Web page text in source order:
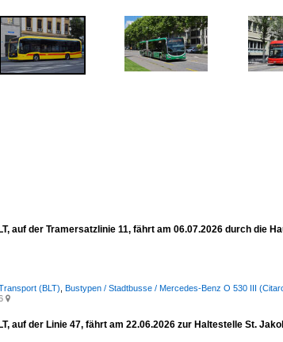
auf der Tramersatzlinie 11, fährt am 06.07.2026 durch die
(BLT) Bustypen / Stadtbusse / Mercedes-Benz O 530 III

auf der Linie 47, fährt am 22.06.2026 zur Haltestelle St.